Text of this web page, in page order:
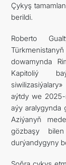
Çykyş
berildi.
Roberto
dowamynda
Kapitoliý
aýtdy we
aýy aralygynda
Aziýanyň
gözbaşy
durýandygyny